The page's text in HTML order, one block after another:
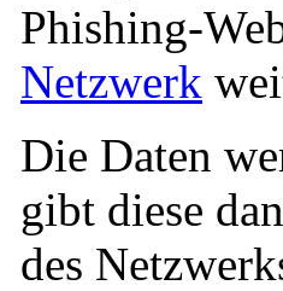
Phishing-
Netzwerk
Die Daten
gibt diese
des